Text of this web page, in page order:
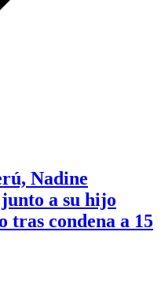
Nadine
a su hijo
tras condena a 15